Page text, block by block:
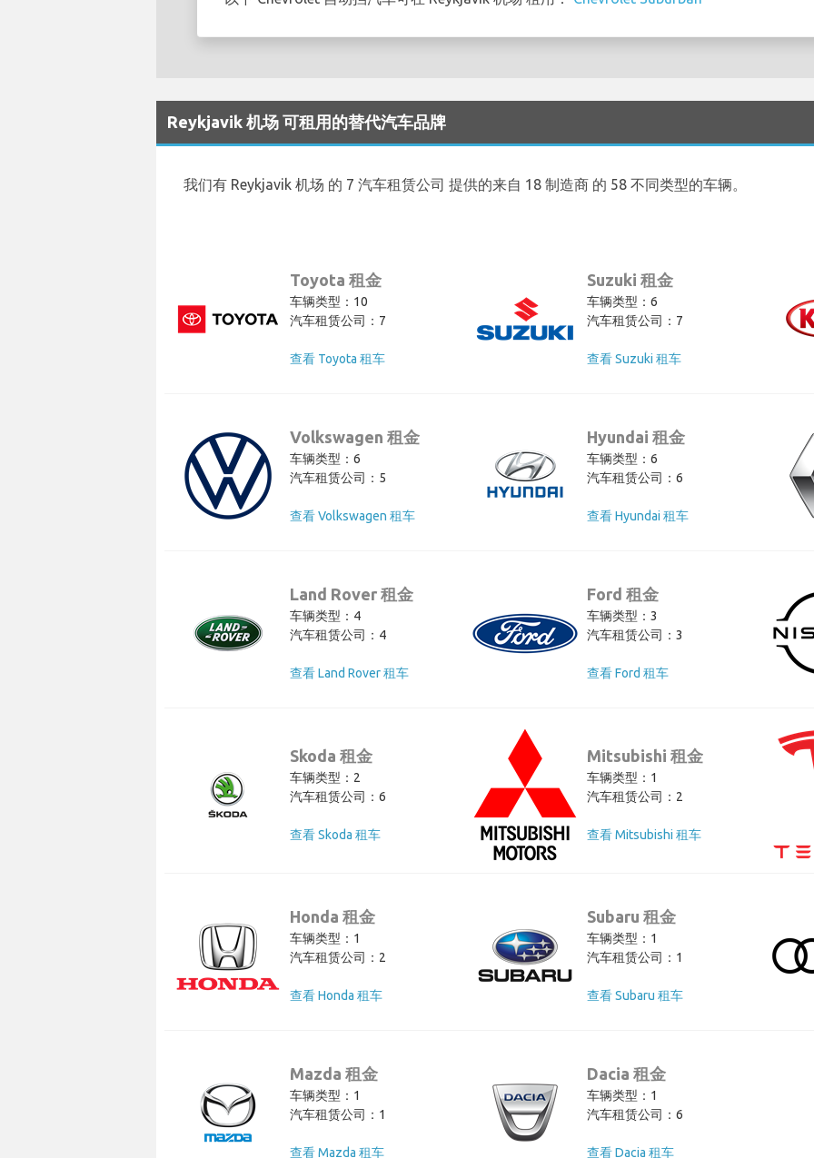
Reykjavik 机场 可租用的替代汽车品牌
我们有 Reykjavik 机场 的 7 汽车租赁公司 提供的来自 18 制造商 的 58 不同类型的车辆。
Toyota 租金
车辆类型：10
汽车租赁公司：7
查看 Toyota 租车
Suzuki 租金
车辆类型：6
汽车租赁公司：7
查看 Suzuki 租车
Volkswagen 租金
车辆类型：6
汽车租赁公司：5
查看 Volkswagen 租车
Hyundai 租金
车辆类型：6
汽车租赁公司：6
查看 Hyundai 租车
Land Rover 租金
车辆类型：4
汽车租赁公司：4
查看 Land Rover 租车
Ford 租金
车辆类型：3
汽车租赁公司：3
查看 Ford 租车
Skoda 租金
车辆类型：2
汽车租赁公司：6
查看 Skoda 租车
Mitsubishi 租金
车辆类型：1
汽车租赁公司：2
查看 Mitsubishi 租车
Honda 租金
车辆类型：1
汽车租赁公司：2
查看 Honda 租车
Subaru 租金
车辆类型：1
汽车租赁公司：1
查看 Subaru 租车
Mazda 租金
车辆类型：1
汽车租赁公司：1
查看 Mazda 租车
Dacia 租金
车辆类型：1
汽车租赁公司：6
查看 Dacia 租车